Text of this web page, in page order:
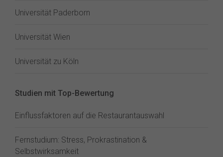
Universität Paderborn
Universität Wien
Universität zu Köln
Studien mit Top-Bewertung
Einflussfaktoren auf die Restaurantauswahl
Fernstudium: Stress, Prokrastination &
Selbstwirksamkeit